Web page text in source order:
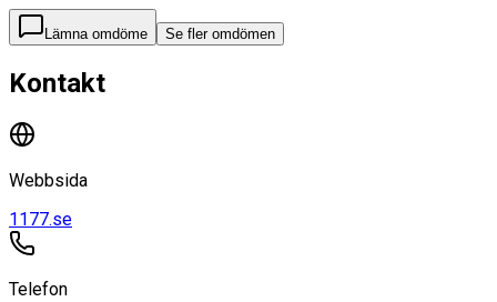
Lämna omdöme Se fler omdömen
Kontakt
Webbsida
1177.se
Telefon